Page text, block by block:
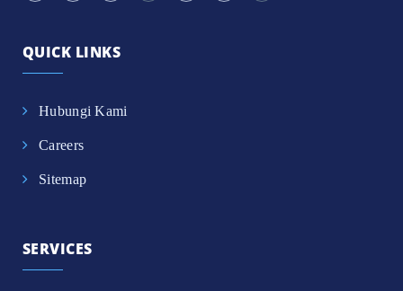
QUICK LINKS
Hubungi Kami
Careers
Sitemap
SERVICES